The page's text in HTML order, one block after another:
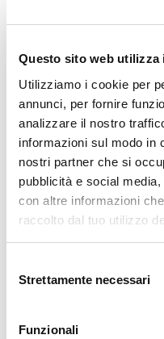
Questo sito web utilizza
Utilizziamo i cookie per
annunci, per fornire
analizzare il nostro
informazioni sul modo in
nostri partner che si
pubblicità e social
con altre informazioni
raccolto dal tuo utilizzo
delStrettamente necessari
Funzionali